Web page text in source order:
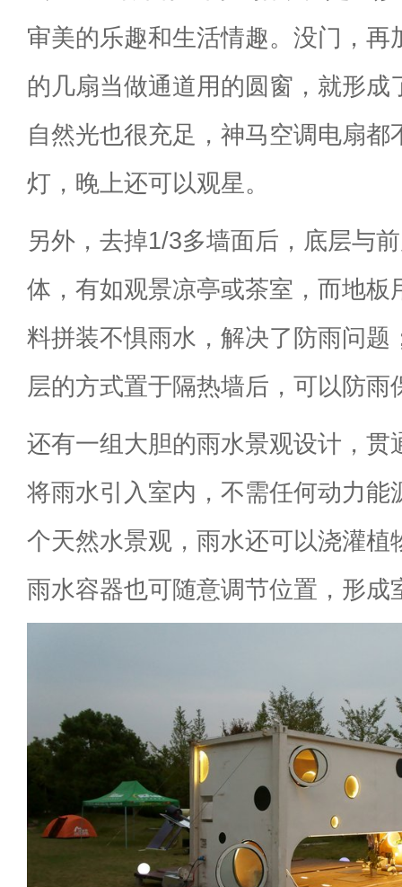
审美的乐趣和生活情趣。没门，再
的几扇当做通道用的圆窗，就形成
自然光也很充足，神马空调电扇都
灯，晚上还可以观星。
另外，去掉1/3多墙面后，底层与
体，有如观景凉亭或茶室，而地板
料拼装不惧雨水，解决了防雨问题
层的方式置于隔热墙后，可以防雨
还有一组大胆的雨水景观设计，贯
将雨水引入室内，不需任何动力能
个天然水景观，雨水还可以浇灌植
雨水容器也可随意调节位置，形成